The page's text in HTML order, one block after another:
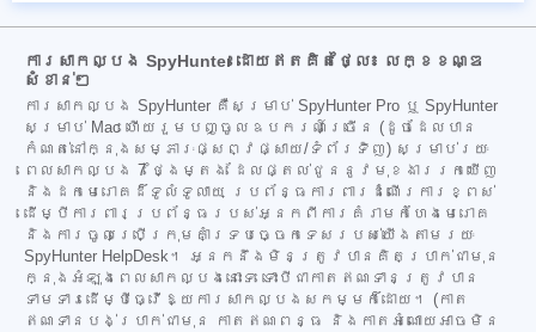
ការសាកល្បង SpyHunter ដោយឥតគិតថ្លៃ៖ លក្ខខណ្ឌ
សំខាន់ៗ
ការសាកល្បង SpyHunter គឺសម្រាប់ SpyHunter Pro ឬ SpyHunter
សម្រាប់ Mac ហើយរួមបញ្ចូលឧបករណ៍ច្រើន (ដូចដែលបាន
កំណត់នៅក្នុងសម្ភារៈផ្សព្វផ្សាយ/ទំព័រទិញ) សម្រាប់រយៈ
ពេលសាកល្បង 7 ថ្ងៃម្តង ដែលផ្តល់ជូននូវមុខងាររកឃើញ
និងដកមេរោគដ៏ទូលំទូលាយ ប្រព័ន្ធការពារដំណើរការខ្ពស់
ដើម្បីការពារប្រព័ន្ធរបស់អ្នកពីការគំរាមកំហែងមេរោគ
និងការចូលប្រើក្រុមគាំទ្របច្ចេកទេសរបស់យើងតាមរយៈ
SpyHunter HelpDesk។ អ្នកនឹងមិនត្រូវបានគិតប្រាក់ជាមុន
ក្នុងអំឡុងពេលសាកល្បងនោះទេ ទោះបីជាកាតឥណទានត្រូវបាន
ទាមទារដើម្បីធ្វើឱ្យការសាកល្បងសកម្មក៏ដោយ។ (កាត
ឥណទានបង់ប្រាក់ជាមុន កាតឥណពន្ធ និងកាតអំណោយអាចមិន